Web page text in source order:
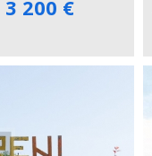
3 200 €